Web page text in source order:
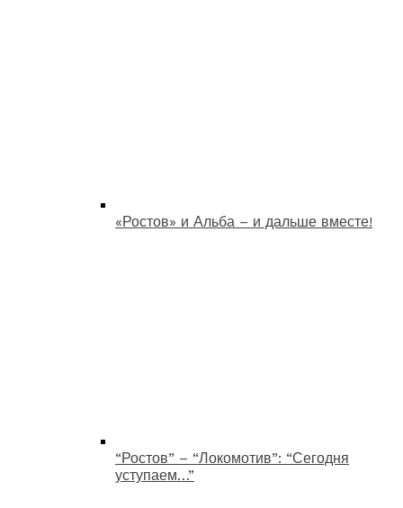
«Ростов» и Альба – и дальше вместе!
“Ростов” – “Локомотив”: “Сегодня
уступаем…”